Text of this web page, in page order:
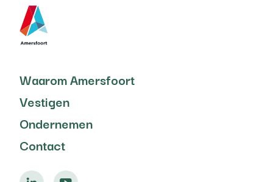
Waarom Amersfoort
Vestigen
Ondernemen
Contact